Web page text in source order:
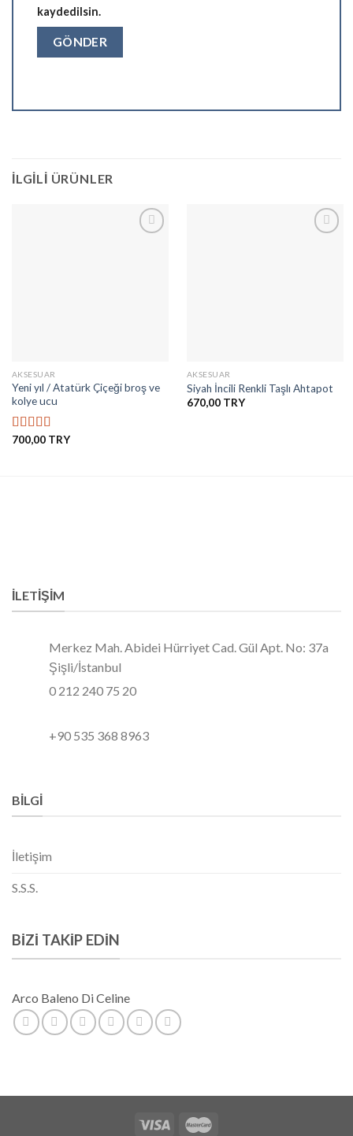
kaydedilsin.
İLGILI ÜRÜNLER
AKSESUAR
Yeni yıl / Atatürk Çiçeği broş ve
kolye ucu
5 üzerinden
700,00
AKSESUAR
Siyah İncili Renkli Taşlı Ahtapot
670,00
İLETIŞIM
Merkez Mah. Abidei Hürriyet Cad. Gül Apt. No: 37a
Şişli/İstanbul
0 212 240 75 20
+90 535 368 8963
BILGI
İletişim
S.S.S.
BIZI TAKIP EDIN
Arco Baleno Di Celine